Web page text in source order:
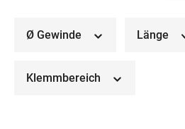
Ø Gewinde Länge
Klemmbereich